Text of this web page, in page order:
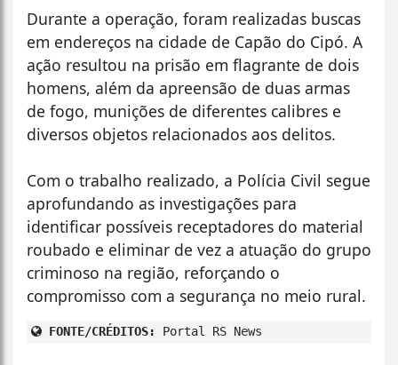
Durante a operação, foram realizadas buscas
em endereços na cidade de Capão do Cipó. A
ação resultou na prisão em flagrante de dois
homens, além da apreensão de duas armas
de fogo, munições de diferentes calibres e
diversos objetos relacionados aos delitos.
Com o trabalho realizado, a Polícia Civil segue
aprofundando as investigações para
identificar possíveis receptadores do material
roubado e eliminar de vez a atuação do grupo
criminoso na região, reforçando o
compromisso com a segurança no meio rural.
FONTE/CRÉDITOS: Portal RS News